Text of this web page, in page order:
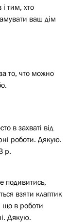
тим, хто
ваш дім
то, что можно
в захваті від
роботи. Дякую.
р.
подивитись,
взяти клаптик
що в роботи
Дякую.